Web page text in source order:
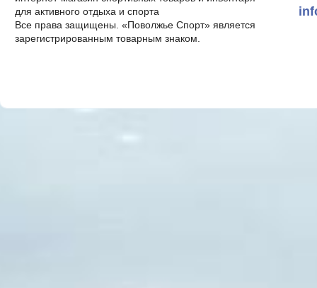
для активного отдыха и спорта
Все права защищены. «Поволжье Спорт» является
зарегистрированным товарным знаком.